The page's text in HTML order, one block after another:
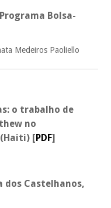
Bolsa-
Medeiros Paoliello
o trabalho de
no
(Haiti) [PDF]
dos Castelhanos,